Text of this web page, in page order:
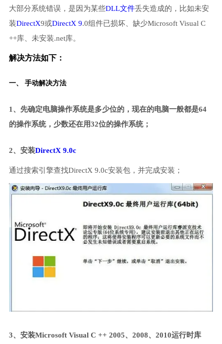
大部分系统错误，是因为某些DLL文件丢失造成的，比如未安
装DirectX9或DirectX 9.0组件已损坏、缺少Microsoft Visual C
++库、未安装.net库。
解决方法如下：
一、 手动解决方法
1、先确定电脑操作系统是多少位的，现在的电脑一般都是64
的操作系统，少数还在用32位的操作系统；
2、安装DirectX 9.0c
通过搜索引擎查找DirectX 9.0c安装包，并完成安装；
3、安装Microsoft Visual C ++ 2005、2008、2010运行时库